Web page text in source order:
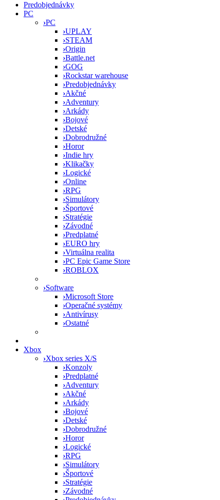
Predobjednávky
PC
›PC
›UPLAY
›STEAM
›Origin
›Battle.net
›GOG
›Rockstar warehouse
›Predobjednávky
›Akčné
›Adventury
›Arkády
›Bojové
›Detské
›Dobrodružné
›Horor
›Indie hry
›Klikačky
›Logické
›Online
›RPG
›Simulátory
›Športové
›Stratégie
›Závodné
›Predplatné
›EURO hry
›Virtuálna realita
›PC Epic Game Store
›ROBLOX
›Software
›Microsoft Store
›Operačné systémy
›Antivírusy
›Ostatné
Xbox
›Xbox series X/S
›Konzoly
›Predplatné
›Adventury
›Akčné
›Arkády
›Bojové
›Detské
›Dobrodružné
›Horor
›Logické
›RPG
›Simulátory
›Športové
›Stratégie
›Závodné